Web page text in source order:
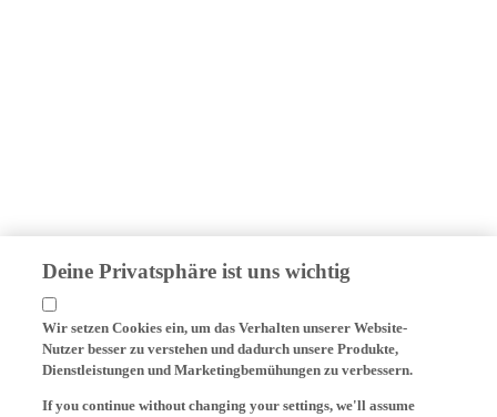
Deine Privatsphäre ist uns wichtig
Wir setzen Cookies ein, um das Verhalten unserer Website-
Nutzer besser zu verstehen und dadurch unsere Produkte,
Dienstleistungen und Marketingbemühungen zu verbessern.
If you continue without changing your settings, we'll assume